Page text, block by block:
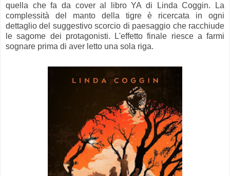
quella che fa da cover al libro YA di Linda Coggin. La
complessità del manto della tigre è ricercata in ogni
dettaglio del suggestivo scorcio di paesaggio che racchiude
le sagome dei protagonisti. L'effetto finale riesce a farmi
sognare prima di aver letto una sola riga.